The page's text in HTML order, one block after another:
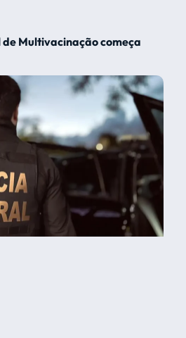
Multivacinação começa